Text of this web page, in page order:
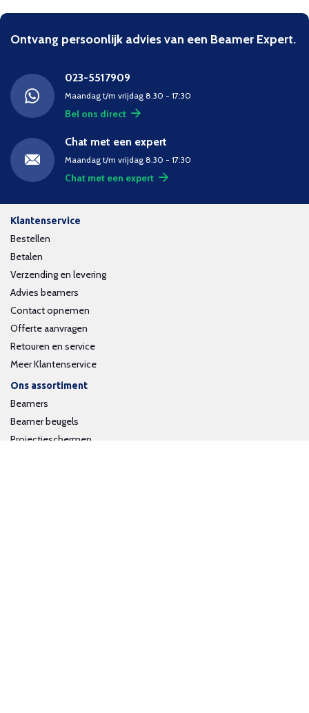
Ontvang persoonlijk advies van een Beamer Expert.
023-5517909
Maandag t/m vrijdag 8.30 - 17:30
Bel ons direct
Chat met een expert
Maandag t/m vrijdag 8.30 - 17:30
Chat met een expert
Klantenservice
Bestellen
Betalen
Verzending en levering
Advies beamers
Contact opnemen
Offerte aanvragen
Retouren en service
Meer Klantenservice
Ons assortiment
Beamers
Beamer beugels
Projectieschermen